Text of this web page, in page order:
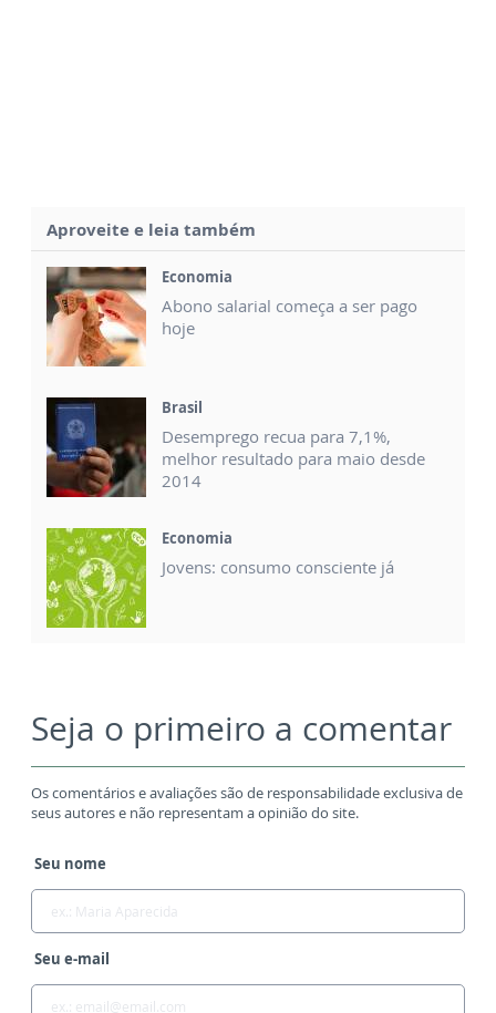
Aproveite e leia também
Economia
Abono salarial começa a ser pago
hoje
Brasil
Desemprego recua para 7,1%,
melhor resultado para maio desde
2014
Economia
Jovens: consumo consciente já
Seja o primeiro a comentar
Os comentários e avaliações são de responsabilidade exclusiva de
seus autores e não representam a opinião do site.
Seu nome
Seu e-mail